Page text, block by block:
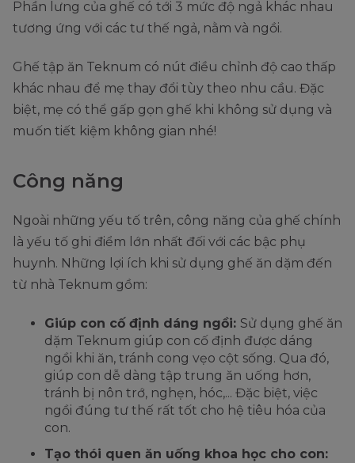
Phần lưng của ghế có tới 3 mức độ ngả khác nhau
tương ứng với các tư thế ngả, nằm và ngồi.
Ghế tập ăn Teknum có nút điều chỉnh độ cao thấp
khác nhau để mẹ thay đổi tùy theo nhu cầu. Đặc
biệt, mẹ có thể gấp gọn ghế khi không sử dụng và
muốn tiết kiệm không gian nhé!
Công năng
Ngoài những yếu tố trên, công năng của ghế chính
là yếu tố ghi điểm lớn nhất đối với các bậc phụ
huynh. Những lợi ích khi sử dụng ghế ăn dặm đến
từ nhà Teknum gồm:
Giúp con cố định dáng ngồi: Sử dụng ghế ăn
dặm Teknum giúp con cố định được dáng
ngồi khi ăn, tránh cong vẹo cột sống. Qua đó,
giúp con dễ dàng tập trung ăn uống hơn,
tránh bị nôn trớ, nghẹn, hóc,... Đặc biệt, việc
ngồi đúng tư thế rất tốt cho hệ tiêu hóa của
con.
Tạo thói quen ăn uống khoa học cho con: